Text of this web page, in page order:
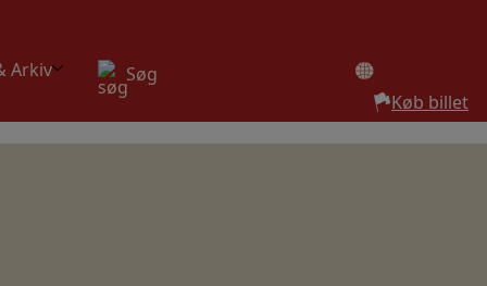
Arkiv
Søg
Køb billet